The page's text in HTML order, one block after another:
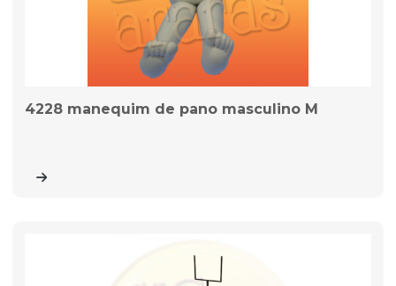
4228 manequim de pano masculino M